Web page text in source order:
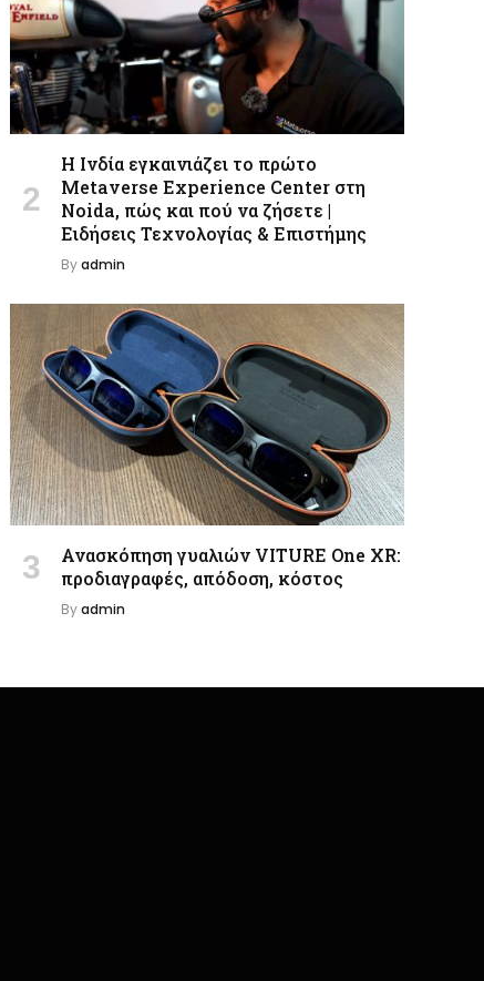
Η Ινδία εγκαινιάζει το πρώτο
Metaverse Experience Center στη
Noida, πώς και πού να ζήσετε |
Ειδήσεις Τεχνολογίας & Επιστήμης
Byadmin
Ανασκόπηση γυαλιών VITURE One XR:
προδιαγραφές, απόδοση, κόστος
Byadmin